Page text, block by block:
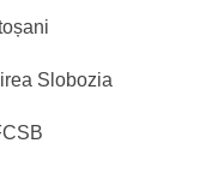
Slobozia